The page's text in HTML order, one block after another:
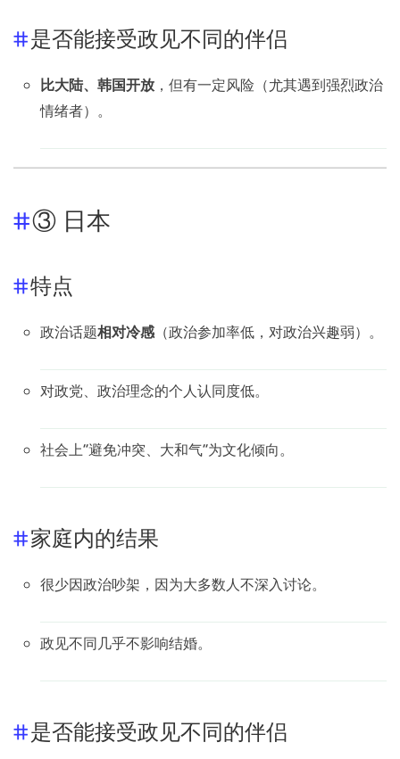
是否能接受政见不同的伴侣
比大陆、韩国开放 ，但有一定风险（尤其遇到强烈政治
情绪者）。
③ 日本
特点
政治话题相对冷感 （政治参加率低，对政治兴趣弱）。
对政党、政治理念的个人认同度低。
社会上“避免冲突、大和气”为文化倾向。
家庭内的结果
很少因政治吵架，因为大多数人不深入讨论。
政见不同几乎不影响结婚。
是否能接受政见不同的伴侣